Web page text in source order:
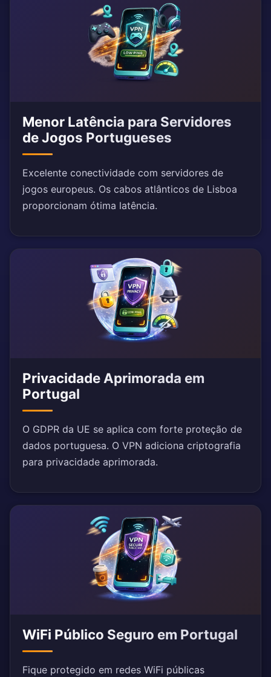
Menor Latência para Servidores
de Jogos Portugueses
Excelente conectividade com servidores de
jogos europeus. Os cabos atlânticos de Lisboa
proporcionam ótima latência.
Privacidade Aprimorada em
Portugal
O GDPR da UE se aplica com forte proteção de
dados portuguesa. O VPN adiciona criptografia
para privacidade aprimorada.
WiFi Público Seguro em Portugal
Fique protegido em redes WiFi públicas